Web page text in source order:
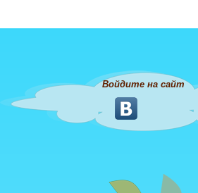
Войдите на сайт